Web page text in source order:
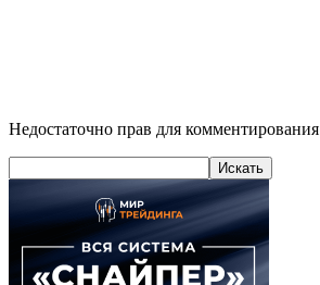
Недостаточно прав для комментирования